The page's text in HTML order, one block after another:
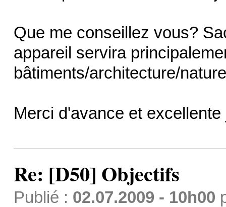
Que me conseillez vous?
appareil servira
bâtiments/architecture/
Merci d'avance et excellente
Re: [D50] Objectifs
Publié : 02.07.2009 - 10h00